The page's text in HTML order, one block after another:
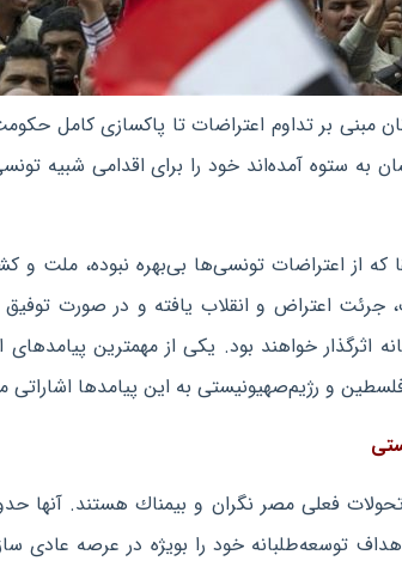
مبنی بر تداوم اعتراضات تا پاكسازی كامل
به ستوه آمده‌اند خود را برای اقدامی شبیه
جرئت اعتراض و انقلاب یافته و در صورت
اثرگذار خواهند بود. یكی از مهمترین
و رژیم‌صهیونیستی به این پیامدها
توسعه‌طلبانه خود را بویژه در عرصه عادی